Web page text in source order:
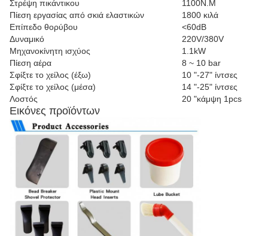
Στρέψη πικάντικου
1100N.M
Πίεση εργασίας από σκιά ελαστικών
1800 κιλά
Επίπεδο θορύβου
<60dB
Δυναμικό
220V/380V
Μηχανοκίνητη ισχύος
1.1kW
Πίεση αέρα
8 ~ 10 bar
Σφίξτε το χείλος (έξω)
10 "-27" ίντσες
Σφίξτε το χείλος (μέσα)
14 "-25" ίντσες
Λοστός
20 "κάμψη 1pcs
Εικόνες προϊόντων